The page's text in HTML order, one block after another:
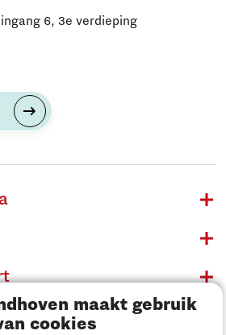
maakt gebruik
cookies
6, 3e verdieping